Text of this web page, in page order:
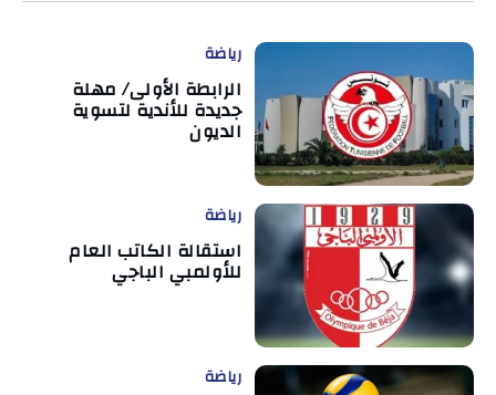
رياضة
الرابطة الأولى/ مهلة
جديدة للأندية لتسوية
الديون
رياضة
استقالة الكاتب العام
للأولمبي الباجي
رياضة